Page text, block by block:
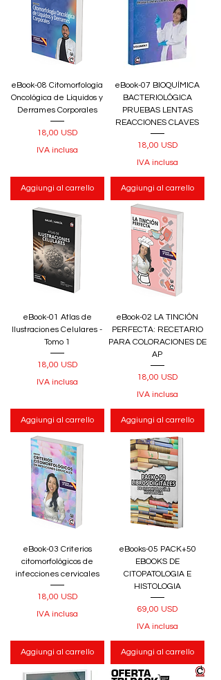
eBook-08 Citomorfología
Oncológica de Líquidos y
Derrames Corporales
Prezzo
18,00 USD
IVA inclusa
Aggiungi al carrello
eBook-07 BIOQUÍMICA
BACTERIOLÓGICA
PRUEBAS LENTAS
REACCIONES CLAVES
Prezzo
18,00 USD
IVA inclusa
Aggiungi al carrello
eBook-01 Atlas de
Ilustraciones Celulares -
Tomo 1
Prezzo
18,00 USD
IVA inclusa
Aggiungi al carrello
eBook-02 LA TINCIÓN
PERFECTA: RECETARIO
PARA COLORACIONES DE
AP
Prezzo
18,00 USD
IVA inclusa
Aggiungi al carrello
eBook-03 Criterios
citomorfológicos de
infecciones cervicales
Prezzo
18,00 USD
IVA inclusa
Aggiungi al carrello
eBooks-05 PACK+50
EBOOKS DE
CITOPATOLOGIA E
HISTOLOGIA
Prezzo
69,00 USD
IVA inclusa
Aggiungi al carrello